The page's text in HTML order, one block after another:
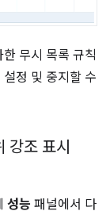
한 무시 목록 규칙
정 및 중지할 수
강조 표시
성능 패널에서 다